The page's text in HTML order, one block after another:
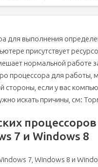
MSConfig
для выполнения
присутствует
нормальной работе
процессора для работы,
стороны, если у вас
искать причины, см:
7 и Windows 8
7, Windows 8 и